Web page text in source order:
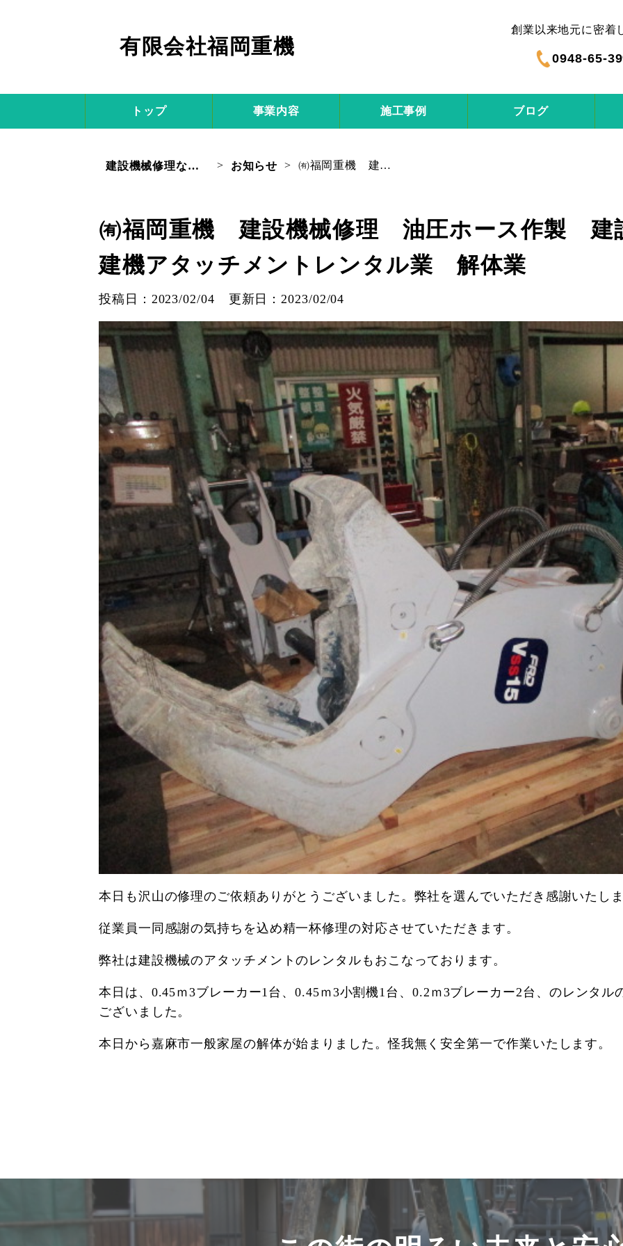
有限会社福岡重機
創業以来地元に密着
0948-65-
トップ 事業内容 施工事例 ブログ
建設機械修理なら有限会社福岡重機 > お知らせ > ㈲福岡重機 建設機械修理 油圧ホース作製 建設機械販売買取り 建機アタッチメントレンタル業 解体業
㈲福岡重機 建設機械修理 油圧ホース作製
建機アタッチメントレンタル業 解体業
投稿日：2023/02/04 更新日：2023/02/04
本日も沢山の修理のご依頼ありがとうございました。弊社を選んでいただき感謝いたし
従業員一同感謝の気持ちを込め精一杯修理の対応させていただきます。
弊社は建設機械のアタッチメントのレンタルもおこなっております。
本日は、0.45ｍ3ブレーカー1台、0.45ｍ3小割機1台、0.2ｍ3ブレーカー2台、のレンタ
ございました。
本日から嘉麻市一般家屋の解体が始まりました。怪我無く安全第一で作業いたします。